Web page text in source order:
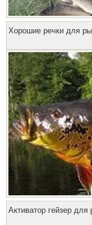
Хорошие речки для
Активатор гейзер для